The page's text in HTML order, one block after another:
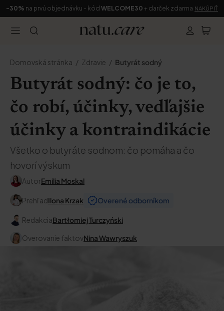
-30% na prvú objednávku - kód WELCOME30 + darček zdarma NAKÚPIŤ
Domovská stránka Zdravie Butyrát sodný
Butyrát sodný: čo je to,
čo robí, účinky, vedľajšie
účinky a kontraindikácie
Všetko o butyráte sodnom: čo pomáha a čo
hovorí výskum
AutorEmilia Moskal
PrehľadIlona Krzak Overené odborníkom
RedakciaBartłomiej Turczyński
Overovanie faktovNina Wawryszuk